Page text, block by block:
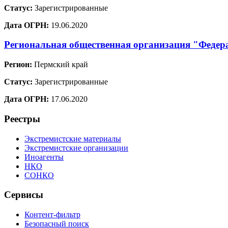
Статус: Зарегистрированные
Дата ОГРН: 19.06.2020
Региональная общественная организация
Регион: Пермский край
Статус: Зарегистрированные
Дата ОГРН: 17.06.2020
Реестры
Экстремистские материалы
Экстремистские организации
Иноагенты
НКО
СОНКО
Сервисы
Контент-фильтр
Безопасный поиск